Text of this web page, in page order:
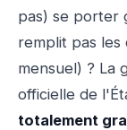
pas) se porter
remplit pas
mensuel) ? La
officielle de
totalement